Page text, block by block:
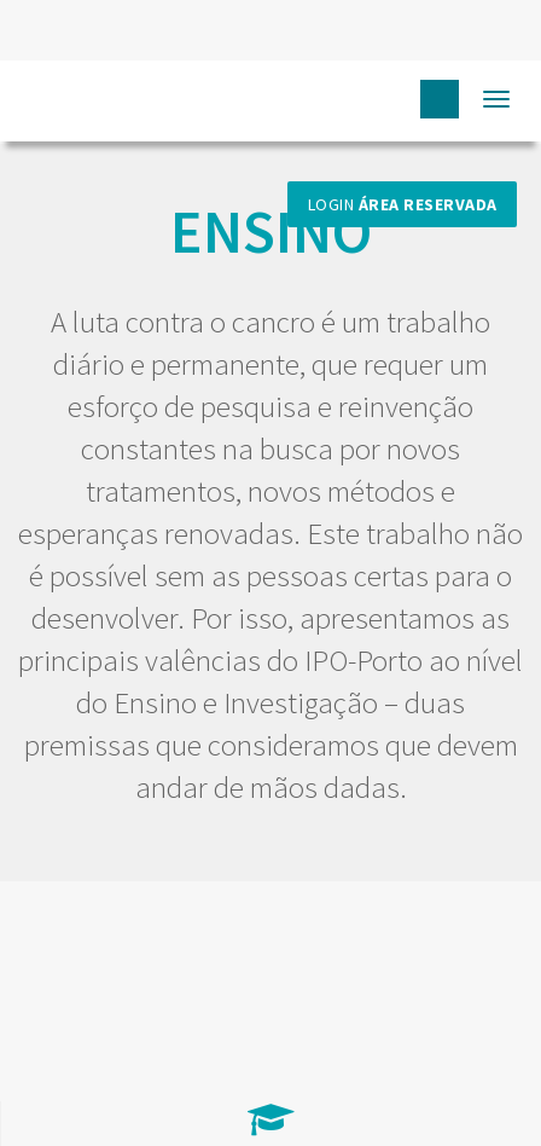
LOGIN ÁREA RESERVADA
ENSINO
A luta contra o cancro é um trabalho
diário e permanente, que requer um
esforço de pesquisa e reinvenção
constantes na busca por novos
tratamentos, novos métodos e
esperanças renovadas. Este trabalho não
é possível sem as pessoas certas para o
desenvolver. Por isso, apresentamos as
principais valências do IPO-Porto ao nível
do Ensino e Investigação – duas
premissas que consideramos que devem
andar de mãos dadas.